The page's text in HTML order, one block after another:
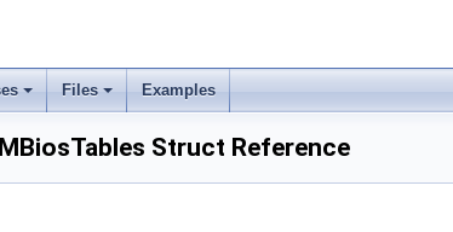
Files Examples
Struct Reference